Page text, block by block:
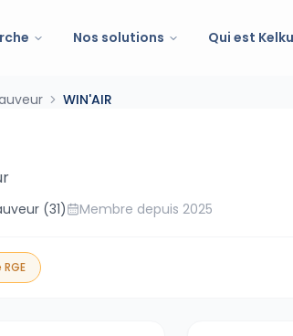
Nos solutions Qui est
WIN'AIR
(31) Membre depuis 2025